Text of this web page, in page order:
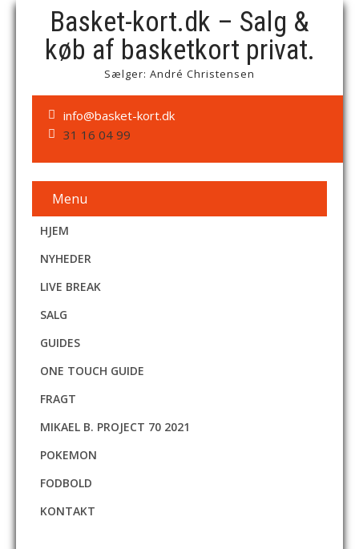
Basket-kort.dk – Salg &
køb af basketkort privat.
Sælger: André Christensen
info@basket-kort.dk
31 16 04 99
Menu
HJEM
NYHEDER
LIVE BREAK
SALG
GUIDES
ONE TOUCH GUIDE
FRAGT
MIKAEL B. PROJECT 70 2021
POKEMON
FODBOLD
KONTAKT